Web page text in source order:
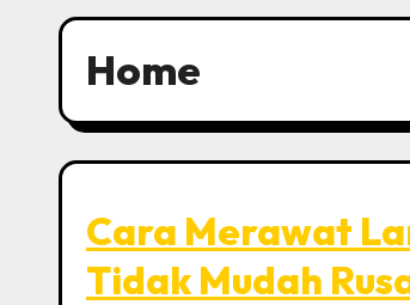
Home
Cara Merawat
Tidak Mudah